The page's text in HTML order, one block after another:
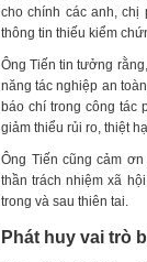
cho chính các anh, chị
thông tin thiếu kiểm
Ông Tiến tin tưởng
năng tác nghiệp an
báo chí trong công tác
giảm thiểu rủi ro, thiệt
Ông Tiến cũng cảm
thần trách nhiệm xã
trong và sau thiên tai.
Phát huy vai trò